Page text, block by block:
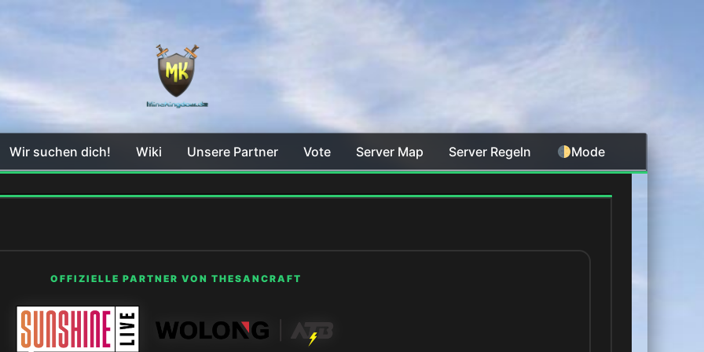
Wir suchen dich! Wiki Unsere Partner Vote Server Map Server Regeln Mode
OFFIZIELLE PARTNER VON THESANCRAFT